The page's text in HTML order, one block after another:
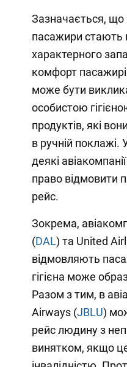
Зазначається, що
пасажири стають
характерного
комфорт
може бути
особистою
продуктів, які
в ручній
деякі
право відмовити
рейс.
Зокрема,
(DAL) та United
відмовляють
гігієна може
Разом з тим, в
Airways (JBLU)
рейс людину з
винятком, якщо